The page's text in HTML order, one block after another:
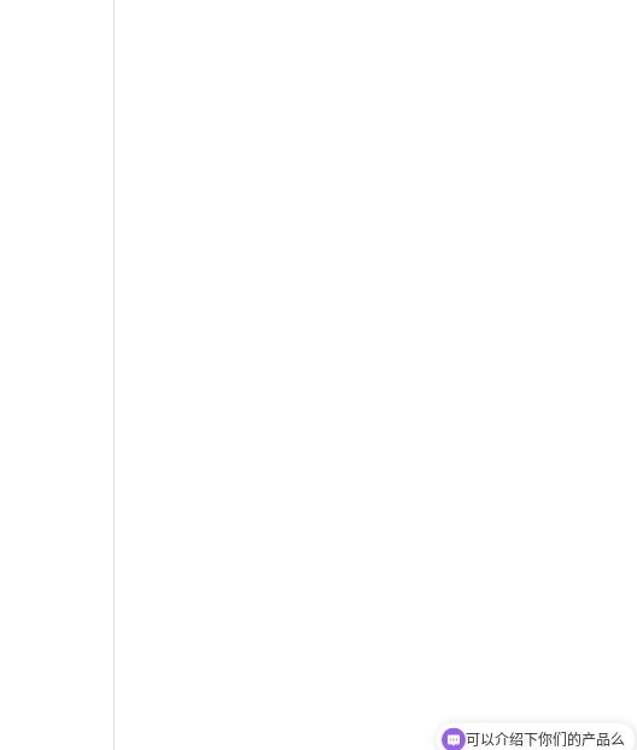
可以介绍下你们的产品么